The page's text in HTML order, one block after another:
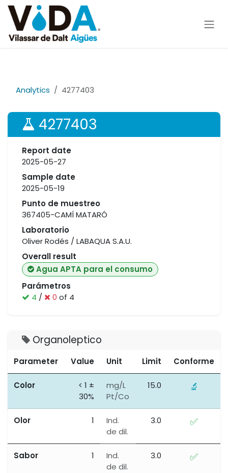
Skip to Content
Analytics 4277403
4277403
Report date
2025-05-27
Sample date
2025-05-19
Punto de muestreo
367405-CAMÍ MATARÓ
Laboratorio
Oliver Rodés / LABAQUA S.A.U.
Overall result
Agua APTA para el consumo
Parámetros
4 / 0 of 4
Organoleptico
Parameter Value Unit Limit Conforme
Color
< 1 ±
30%
mg/L
Pt/Co
15.0 🔬
Olor 1
Ind.
de dil.
3.0 ✅
Sabor 1
Ind.
de dil.
3.0 ✅